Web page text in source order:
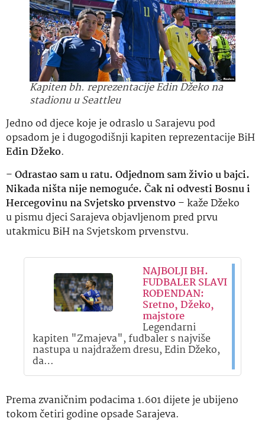
Kapiten bh. reprezentacije Edin Džeko na
stadionu u Seattleu
Jedno od djece koje je odraslo u Sarajevu pod
opsadom je i dugogodišnji kapiten reprezentacije BiH
Edin Džeko.
–Odrastao sam u ratu. Odjednom sam živio u bajci.
Nikada ništa nije nemoguće. Čak ni odvesti Bosnu i
Hercegovinu na Svjetsko prvenstvo– kaže Džeko
u pismu djeci Sarajeva objavljenom pred prvu
utakmicu BiH na Svjetskom prvenstvu.
NAJBOLJI BH.
FUDBALER SLAVI
ROĐENDAN:
Sretno, Džeko,
majstore
Legendarni
kapiten "Zmajeva", fudbaler s najviše
nastupa u najdražem dresu, Edin Džeko,
da…
Prema zvaničnim podacima 1.601 dijete je ubijeno
tokom četiri godine opsade Sarajeva.